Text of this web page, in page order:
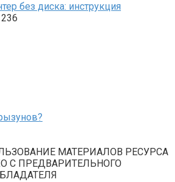
без диска: инструкция
МАТЕРИАЛОВ РЕСУРСА
С ПРЕДВАРИТЕЛЬНОГО